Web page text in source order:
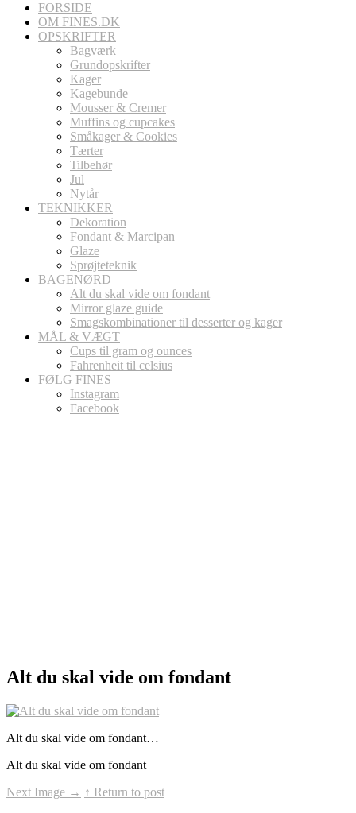
FORSIDE
OM FINES.DK
OPSKRIFTER
Bagværk
Grundopskrifter
Kager
Kagebunde
Mousser & Cremer
Muffins og cupcakes
Småkager & Cookies
Tærter
Tilbehør
Jul
Nytår
TEKNIKKER
Dekoration
Fondant & Marcipan
Glaze
Sprøjteteknik
BAGENØRD
Alt du skal vide om fondant
Mirror glaze guide
Smagskombinationer til desserter og kager
MÅL & VÆGT
Cups til gram og ounces
Fahrenheit til celsius
FØLG FINES
Instagram
Facebook
Alt du skal vide om fondant
Alt du skal vide om fondant…
Alt du skal vide om fondant
Next Image → ↑ Return to post